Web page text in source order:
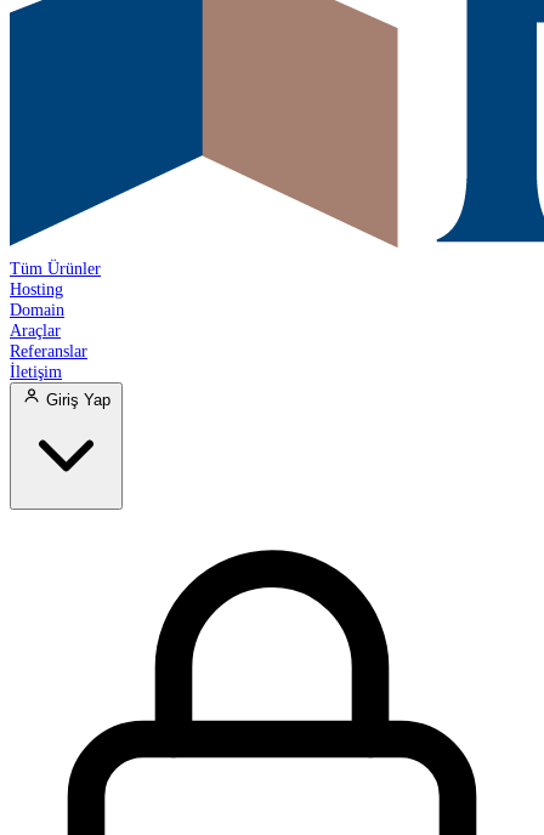
Tüm Ürünler
Hosting
Domain
Araçlar
Referanslar
İletişim
Giriş Yap